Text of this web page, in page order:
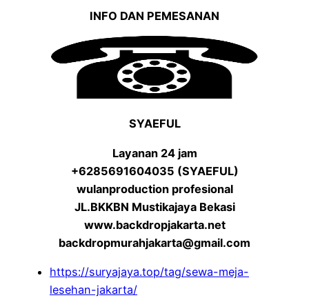
INFO DAN PEMESANAN
SYAEFUL
Layanan 24 jam
+6285691604035 (SYAEFUL)
wulanproduction profesional
JL.BKKBN Mustikajaya Bekasi
www.backdropjakarta.net
backdropmurahjakarta@gmail.com
https://suryajaya.top/tag/sewa-meja-
lesehan-jakarta/